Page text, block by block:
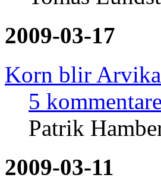
2009-03-17
Korn blir
5
Patrik
2009-03-11